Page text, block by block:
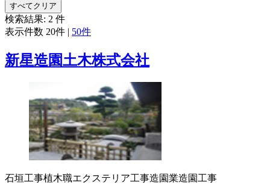
すべてクリア
検索結果: 2 件
表示件数 20件 | 50件
新星造園土木株式会社
石垣工事植木職エクステリア工事造園業造園工事